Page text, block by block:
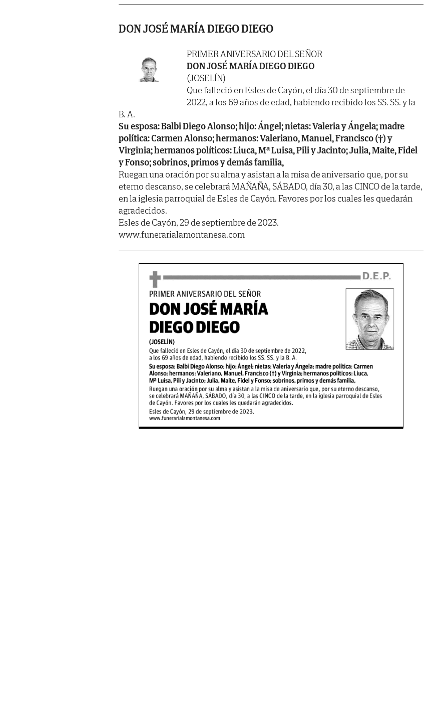
DON JOSÉ MARÍA DIEGO DIEGO
PRIMER ANIVERSARIO DEL SEÑOR
DON JOSÉ MARÍA DIEGO DIEGO
(JOSELÍN)
Que falleció en Esles de Cayón, el día 30 de septiembre de
2022, a los 69 años de edad, habiendo recibido los SS. SS. y la
B. A.
Su esposa: Balbi Diego Alonso; hijo: Ángel; nietas: Valeria y Ángela; madre
política: Carmen Alonso; hermanos: Valeriano, Manuel, Francisco (†) y
Virginia; hermanos políticos: Liuca, Mª Luisa, Pili y Jacinto; Julia, Maite, Fidel
y Fonso; sobrinos, primos y demás familia,
Ruegan una oración por su alma y asistan a la misa de aniversario que, por su
eterno descanso, se celebrará MAÑAÑA, SÁBADO, día 30, a las CINCO de la tarde,
en la iglesia parroquial de Esles de Cayón. Favores por los cuales les quedarán
agradecidos.
Esles de Cayón, 29 de septiembre de 2023.
www.funerarialamontanesa.com